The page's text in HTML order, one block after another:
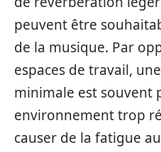
peuvent être
de la musique. Par
espaces de travail,
minimale est souvent
environnement trop
causer de la fatigue